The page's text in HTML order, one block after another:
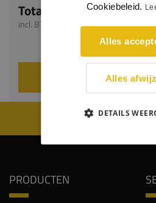
Totaal
incl. BTW
VOEG TOE AAN
WIJ WORDEN
PRODUCTEN
Cookiebeleid.
Alles
Alles
DETAILS